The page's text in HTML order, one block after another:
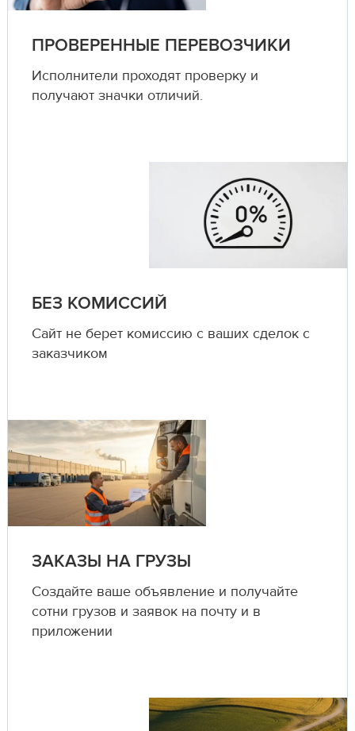
ПРОВЕРЕННЫЕ ПЕРЕВОЗЧИКИ
Исполнители проходят проверку и
получают значки отличий.
БЕЗ КОМИССИЙ
Сайт не берет комиссию с ваших сделок с
заказчиком
ЗАКАЗЫ НА ГРУЗЫ
Создайте ваше объявление и получайте
сотни грузов и заявок на почту и в
приложении